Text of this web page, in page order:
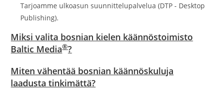
Tarjoamme ulkoasun suunnittelupalvelua (DTP - Desktop
Publishing).
Miksi valita bosnian kielen käännöstoimisto
Baltic Media®?
Miten vähentää bosnian käännöskuluja
laadusta tinkimättä?